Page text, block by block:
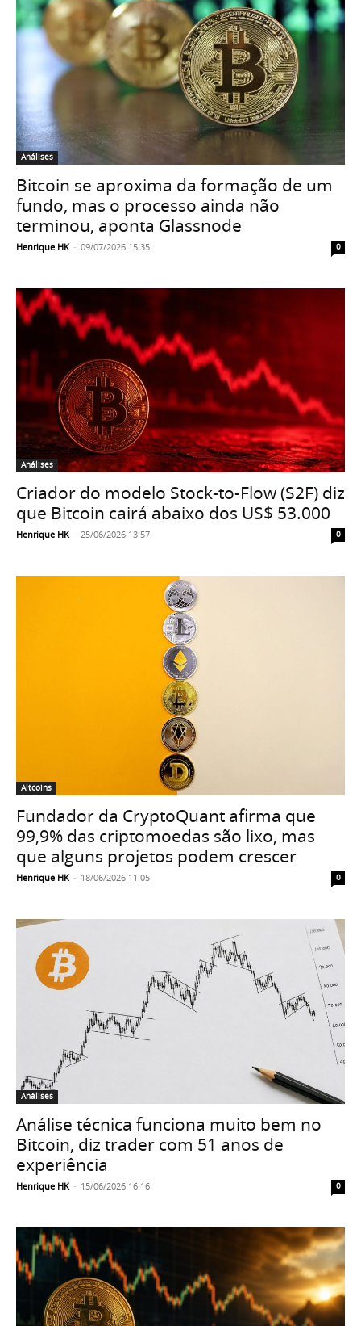
Análises
Bitcoin se aproxima da formação de um
fundo, mas o processo ainda não
terminou, aponta Glassnode
Henrique HK - 09/07/2026 15:35 0
Análises
Criador do modelo Stock-to-Flow (S2F) diz
que Bitcoin cairá abaixo dos US$ 53.000
Henrique HK - 25/06/2026 13:57 0
Altcoins
Fundador da CryptoQuant afirma que
99,9% das criptomoedas são lixo, mas
que alguns projetos podem crescer
Henrique HK - 18/06/2026 11:05 0
Análises
Análise técnica funciona muito bem no
Bitcoin, diz trader com 51 anos de
experiência
Henrique HK - 15/06/2026 16:16 0